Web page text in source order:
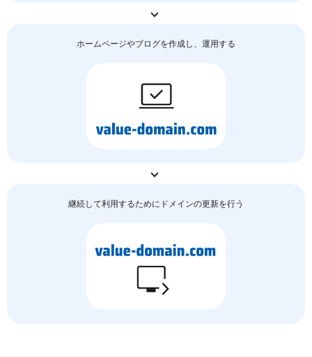
ホームページやブログを作成し、運用する
継続して利用するためにドメインの更新を行う